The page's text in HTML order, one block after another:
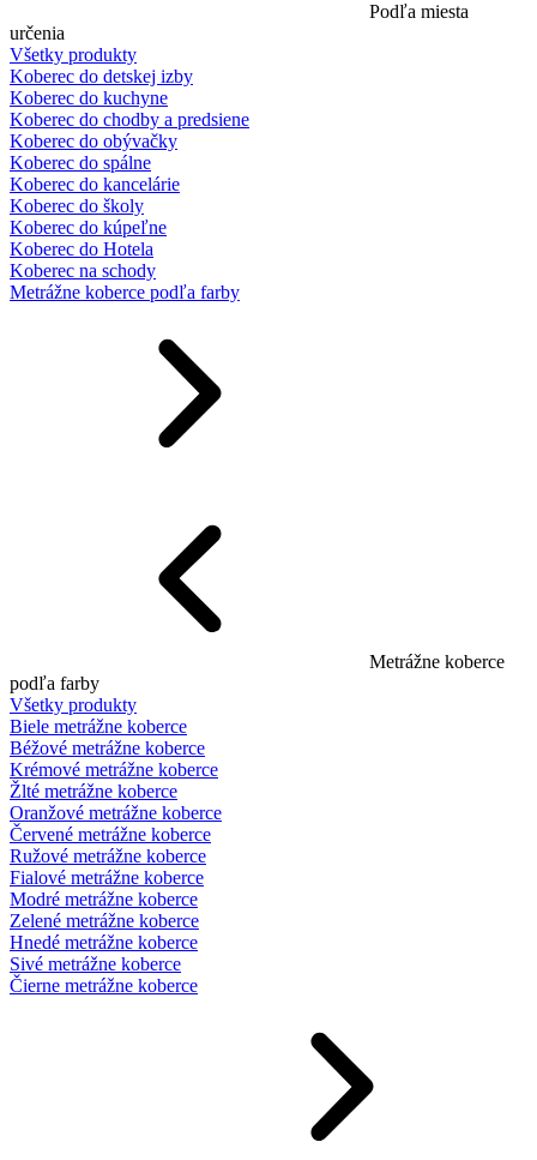
Podľa miesta
určenia
Všetky produkty
Koberec do detskej izby
Koberec do kuchyne
Koberec do chodby a predsiene
Koberec do obývačky
Koberec do spálne
Koberec do kancelárie
Koberec do školy
Koberec do kúpeľne
Koberec do Hotela
Koberec na schody
Metrážne koberce podľa farby
Metrážne koberce
podľa farby
Všetky produkty
Biele metrážne koberce
Béžové metrážne koberce
Krémové metrážne koberce
Žlté metrážne koberce
Oranžové metrážne koberce
Červené metrážne koberce
Ružové metrážne koberce
Fialové metrážne koberce
Modré metrážne koberce
Zelené metrážne koberce
Hnedé metrážne koberce
Sivé metrážne koberce
Čierne metrážne koberce